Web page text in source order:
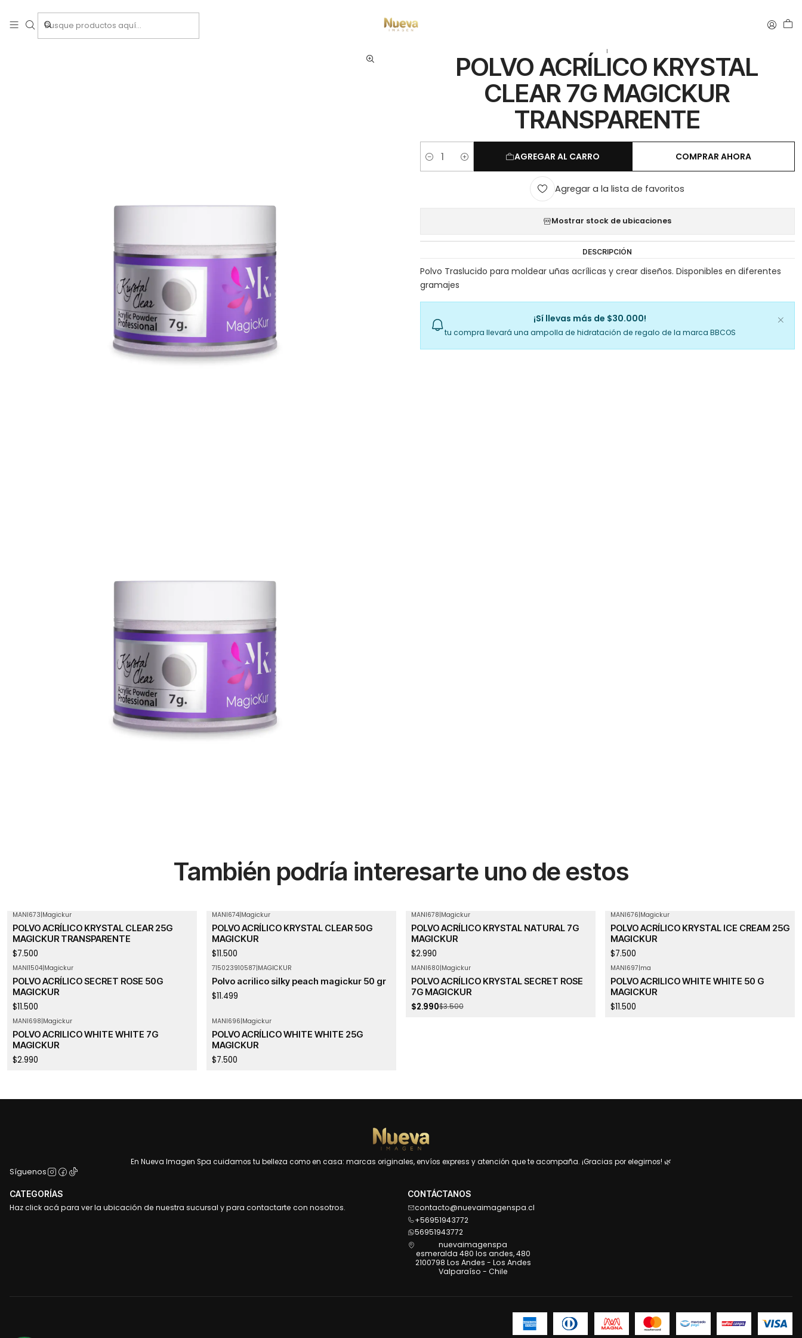
|
POLVO ACRÍLICO KRYSTAL
CLEAR 7G MAGICKUR
TRANSPARENTE
Cantidad AGREGAR AL CARRO COMPRAR AHORA
Agregar a la lista de favoritos
Mostrar stock de ubicaciones
DESCRIPCIÓN
Polvo Traslucido para moldear uñas acrílicas y crear diseños. Disponibles en diferentes
gramajes
¡Sí llevas más de $30.000!
tu compra llevará una ampolla de hidratación de regalo de la marca BBCOS
También podría interesarte uno de estos
MANI673|Magickur
POLVO ACRÍLICO KRYSTAL CLEAR 25G
MAGICKUR TRANSPARENTE
$7.500
MANI674|Magickur
POLVO ACRÍLICO KRYSTAL CLEAR 50G
MAGICKUR
$11.500
MANI678|Magickur
POLVO ACRÍLICO KRYSTAL NATURAL 7G
MAGICKUR
$2.990
MANI676|Magickur
POLVO ACRÍLICO KRYSTAL ICE CREAM 25G
MAGICKUR
$7.500
MANI1504|Magickur
POLVO ACRÍLICO SECRET ROSE 50G
MAGICKUR
$11.500
715023910587|MAGICKUR
Polvo acrilico silky peach magickur 50 gr
$11.499
MANI680|Magickur
POLVO ACRÍLICO KRYSTAL SECRET ROSE
7G MAGICKUR
$2.990$3.500
MANI697|ma
POLVO ACRILICO WHITE WHITE 50 G
MAGICKUR
$11.500
MANI698|Magickur
POLVO ACRILICO WHITE WHITE 7G
MAGICKUR
$2.990
MANI696|Magickur
POLVO ACRÍLICO WHITE WHITE 25G
MAGICKUR
$7.500
En Nueva Imagen Spa cuidamos tu belleza como en casa: marcas originales, envíos express y atención que te acompaña. ¡Gracias por elegirnos! 🌿
Síguenos
CATEGORÍAS
Haz click acá para ver la ubicación de nuestra sucursal y para contactarte con nosotros.
CONTÁCTANOS
contacto@nuevaimagenspa.cl
+56951943772
56951943772
nuevaimagenspa
esmeralda 480 los andes, 480
2100798 Los Andes - Los Andes
Valparaíso - Chile